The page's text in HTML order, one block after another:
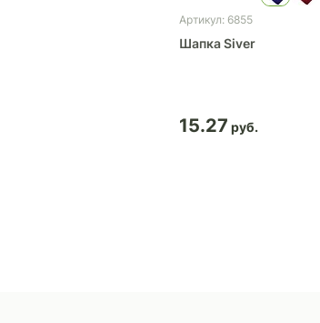
Артикул: 6855
Шапка Siver
15.27